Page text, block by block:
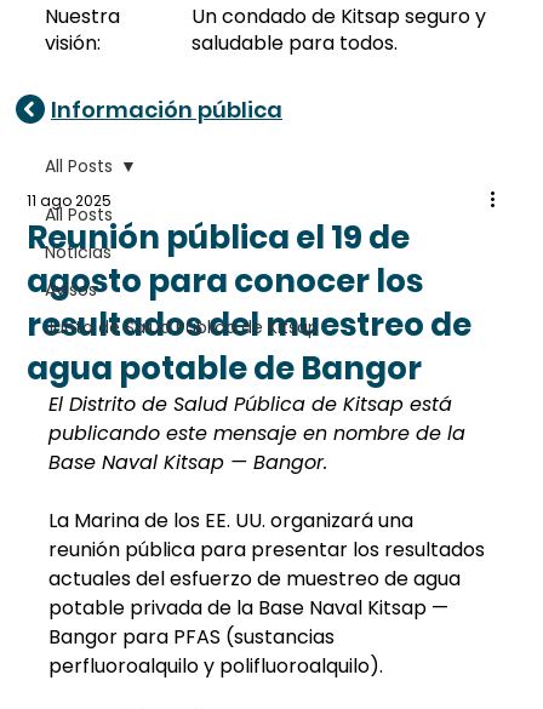
Nuestra
visión:
Un condado de Kitsap seguro y
saludable para todos.
Información pública
All Posts
Noticias
Avisos
Junta de Salud Pública de Kitsap
All Posts
Reunión pública el 19 de
agosto para conocer los
resultados del muestreo de
agua potable de Bangor
11 ago 2025
El Distrito de Salud Pública de Kitsap está
publicando este mensaje en nombre de la
Base Naval Kitsap — Bangor.
La Marina de los EE. UU. organizará una
reunión pública para presentar los resultados
actuales del esfuerzo de muestreo de agua
potable privada de la Base Naval Kitsap —
Bangor para PFAS (sustancias
perfluoroalquilo y polifluoroalquilo).